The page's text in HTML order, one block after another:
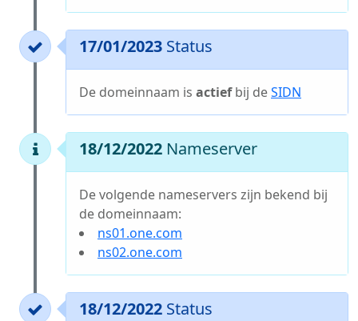
17/01/2023 Status
De domeinnaam is actiefbij deSIDN
18/12/2022 Nameserver
De volgende nameservers zijn bekend bij
de domeinnaam:
ns01.one.com
ns02.one.com
18/12/2022 Status